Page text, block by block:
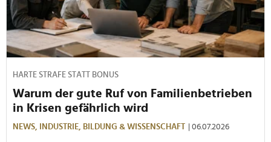
HARTE STRAFE STATT BONUS
Warum der gute Ruf von Familienbetrieben
in Krisen gefährlich wird
NEWS, INDUSTRIE, BILDUNG & WISSENSCHAFT | 06.07.2026